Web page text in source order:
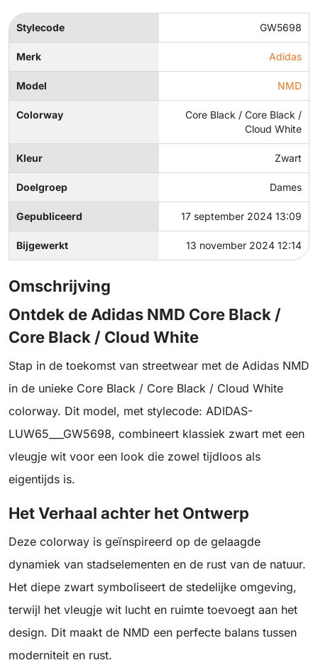
Stylecode GW5698
Merk Adidas
Model NMD
Colorway
Core Black / Core Black /
Cloud White
Kleur Zwart
Doelgroep Dames
Gepubliceerd 17 september 2024 13:09
Bijgewerkt 13 november 2024 12:14
Omschrijving
Ontdek de Adidas NMD Core Black /
Core Black / Cloud White
Stap in de toekomst van streetwear met de Adidas NMD
in de unieke Core Black / Core Black / Cloud White
colorway. Dit model, met stylecode: ADIDAS-
LUW65___GW5698, combineert klassiek zwart met een
vleugje wit voor een look die zowel tijdloos als
eigentijds is.
Het Verhaal achter het Ontwerp
Deze colorway is geïnspireerd op de gelaagde
dynamiek van stadselementen en de rust van de natuur.
Het diepe zwart symboliseert de stedelijke omgeving,
terwijl het vleugje wit lucht en ruimte toevoegt aan het
design. Dit maakt de NMD een perfecte balans tussen
moderniteit en rust.